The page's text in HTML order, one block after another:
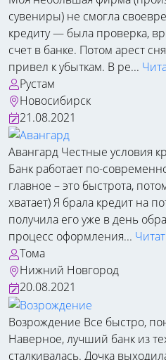
сувениры) не смогла
кредиту — была проверка,
счет в банке. Потом арест
привел к убыткам. В ре...
Рустам
Новосибирск
21.08.2021
Авангард Честные условия
Банк работает по-
главное – это быстрота,
хватает) Я брала кредит на
получила его уже в день
процесс оформления...
Тома
Нижний Новгород
20.08.2021
Возрождение Все быстро,
Наверное, лучший банк из
сталкивалась. Дочка